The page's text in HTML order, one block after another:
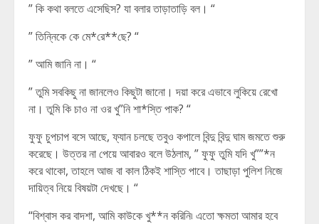
” কি কথা বলতে এসেছিস? যা বলার তাড়াতাড়ি বল। “
” তিন্নিকে কে মে*রে**ছে? “
” আমি জানি না। “
” তুমি সবকিছু না জানলেও কিছুটা জানো। দয়া করে এভাবে লুকিয়ে রেখো
না। তুমি কি চাও না ওর খু”নি শা*স্তি পাক? “
ফুফু চুপচাপ বসে আছে, ফ্যান চলছে তবুও কপালে বিন্দু বিন্দু ঘাম জমতে শুরু
করেছে। উত্তর না পেয়ে আবারও বলে উঠলাম, ” ফুফু তুমি যদি খু””*ন
করে থাকো, তাহলে আজ বা কাল ঠিকই শাস্তি পাবে। তাছাড়া পুলিশ নিজে
দায়িত্ব নিয়ে বিষয়টা দেখছে। “
“বিশ্বাস কর বাদশা, আমি কাউকে খু**ন করিনি৷ এতো ক্ষমতা আমার হবে